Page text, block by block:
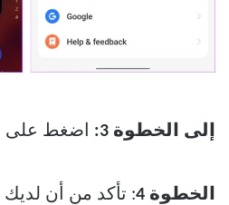
إلى الخطوة 3: اضغط على
الخطوة 4 : تأكد من أن لديك